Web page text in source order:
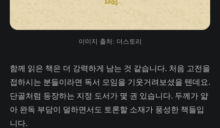
이미지 출처: 더스토리
함께 읽은 책은 더 강력하게 남는 것 같습니다. 처음 고전을
접하시는 분들이라면 독서 모임을 기웃거려보셨을 텐데요.
단골처럼 등장하는 지정 도서가 몇 권 있습니다. 두께가 얇
아 완독 부담이 덜하면서도 토론할 소재가 풍성한 책들입
니다.